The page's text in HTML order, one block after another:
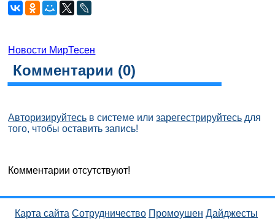
Новости МирТесен
Комментарии (0)
Авторизируйтесь в системе илизарегестрируйтесь для
того, чтобы оставить запись!
Комментарии отсутствуют!
Карта сайта Сотрудничество Промоушен Дайджесты